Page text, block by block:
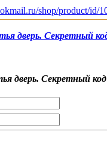
shop/product/id/
дверь. Секретный
дверь. Секретный